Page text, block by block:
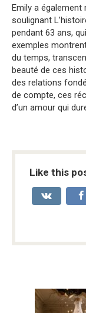
Emily a également
soulignant
pendant 63 ans,
exemples
du temps,
beauté de ces
des relations
de compte, ces
d’un amour qui
Like this